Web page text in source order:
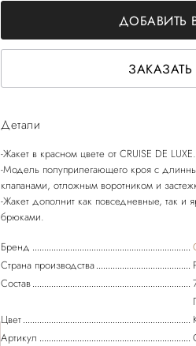
ДОБАВИТЬ
Детали
-Жакет в красном цвете от CRUISE DE LUXE.
-Модель полуприлегающего кроя с
клапанами, отложным воротником и
-Жакет дополнит как повседневные, так
Бренд
Страна производства
Состав
Цвет
Артикул